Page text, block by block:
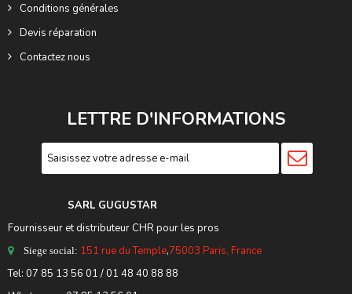
Conditions générales
Devis réparation
Contactez nous
LETTRE D'INFORMATIONS
SARL GUGUSTAR
Fournisseur et distributeur CHR pour les pros
Siege social: 151 rue du Temple,75003 Paris, France
Tel: 07 85 13 56 01 / 01 48 40 88 88